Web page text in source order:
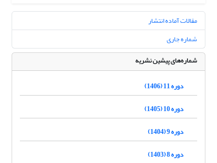
مقالات آماده انتشار
شماره جاری
شماره‌های پیشین نشریه
دوره 11 (1406)
دوره 10 (1405)
دوره 9 (1404)
دوره 8 (1403)